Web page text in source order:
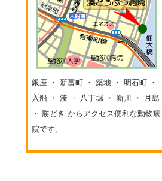
銀座 ・ 新富町 ・ 築地 ・ 明石町 ・
入船 ・ 湊 ・ 八丁堀 ・ 新川 ・ 月島
・ 勝どき からアクセス便利な動物病
院です。